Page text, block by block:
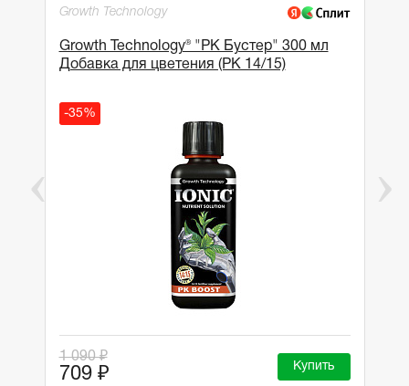
Growth Technology
Growth Technology® "PK Бустер" 300 мл
Добавка для цветения (РК 14/15)
-35%
1 090 ₽
709 ₽ Купить